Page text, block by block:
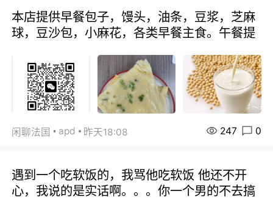
本店提供早餐包子，馒头，油条，豆浆，芝麻
球，豆沙包，小麻花，各类早餐主食。午餐提
闲聊法国 apd 昨天18:08 247 0
遇到一个吃软饭的，我骂他吃软饭 他还不开
心，我说的是实话啊。。。你一个男的不去搞